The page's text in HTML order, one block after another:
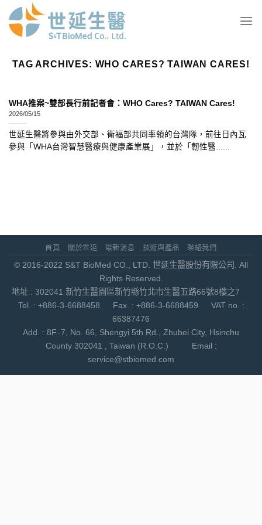
Skip
content
TAG ARCHIVES: WHO CARES? TAIWAN CARES!
WHA推案~雙部長行前記者會：WHO Cares? TAIWAN Cares!
2026/05/15
世延生醫將參與由外交部、衛福部共同率領的台灣隊，前往日內瓦
參與「WHA台灣智慧醫療與健康產業展」，並於「韌性醫......
首頁 關於世延 最新消息 技術與產品 聯絡我們
© 2016-2022 S&T BioMed CO., LTD. 世延生醫股份有限公司. All
Rights Reserved.
地址 : 302041 新竹生醫園區新竹縣竹北市生醫五路66號8樓之7
Tel. : +886-3-6688458 Fax. : +886-3-6688459 VAT no. :
66387476
Add. : 8F.-7, No. 66, Shengyi 5th Rd., Zhubei City, Hsinchu
County 302041 , Taiwan (R.O.C.) Email :
service@stbiomed.com